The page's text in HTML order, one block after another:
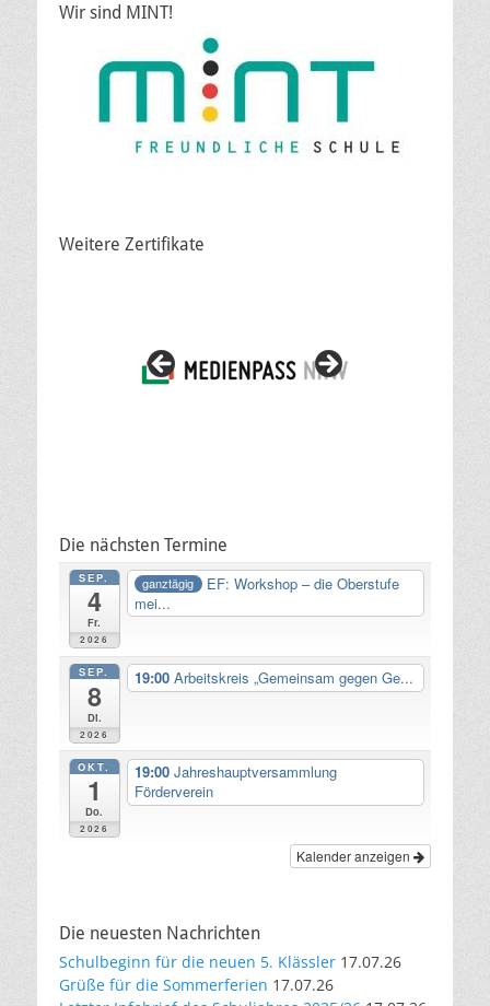
Wir sind MINT!
Weitere Zertifikate
Die nächsten Termine
SEP.
4
Fr.
2026
ganztägig
EF: Workshop – die Oberstufe
mei...
SEP.
8
Di.
2026
19:00 Arbeitskreis „Gemeinsam gegen Ge...
OKT.
1
Do.
2026
19:00 Jahreshauptversammlung
Förderverein
Kalender anzeigen
Die neuesten Nachrichten
Schulbeginn für die neuen 5. Klässler 17.07.26
Grüße für die Sommerferien 17.07.26